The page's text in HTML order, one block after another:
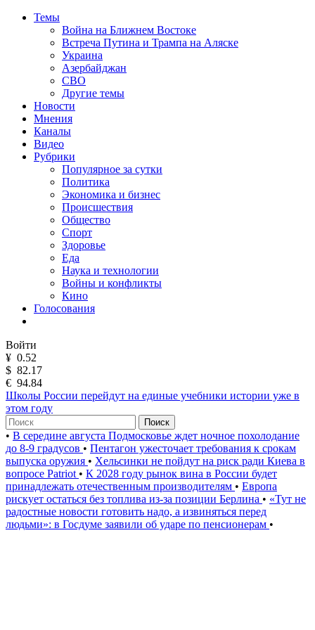
Темы
Война на Ближнем Востоке
Встреча Путина и Трампа на Аляске
Украина
Азербайджан
СВО
Другие темы
Новости
Мнения
Каналы
Видео
Рубрики
Популярное за сутки
Политика
Экономика и бизнес
Происшествия
Общество
Спорт
Здоровье
Еда
Наука и технологии
Войны и конфликты
Кино
Голосования
Войти
¥ 0.52
$ 82.17
€ 94.84
Школы России перейдут на единые учебники истории уже в
этом году
Поиск
• В середине августа Подмосковье ждет ночное похолодание
до 8-9 градусов • Пентагон ужесточает требования к срокам
выпуска оружия • Хельсинки не пойдут на риск ради Киева в
вопросе Patriot • К 2028 году рынок вина в России будет
принадлежать отечественным производителям • Европа
рискует остаться без топлива из-за позиции Берлина • «Тут не
радостные новости готовить надо, а извиняться перед
людьми»: в Госдуме заявили об ударе по пенсионерам •